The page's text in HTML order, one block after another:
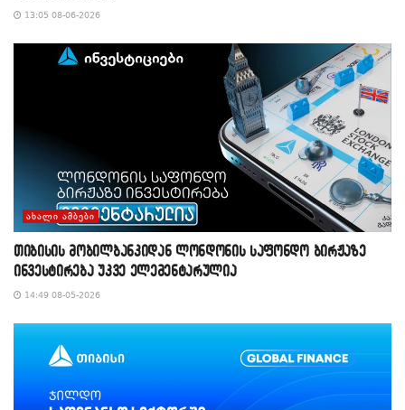
13:05 08-06-2026
ᲐᲮᲐᲚᲘ ᲐᲛᲑᲔᲑᲘ
თიბისის მობილბანკიდან ლონდონის საფონდო ბირჟაზე
ინვესტირება უკვე ელემენტარულია
14:49 08-05-2026